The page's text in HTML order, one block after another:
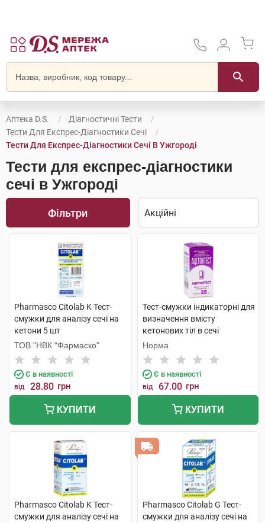
Аптека D.S.
Діагностичні Тести
Тести Для Експрес-Діагностики Сечі
Тести Для Експрес-Діагностики Сечі В Ужгороді
Тести для експрес-діагностики
сечі в Ужгороді
Фільтри
Pharmasco Citolab K Тест-
смужки для аналізу сечі на
кетони 5 шт
ТОВ "НВК "Фармаско"
Є в наявності
від 28.80 грн
КУПИТИ
Тест-смужки індикаторні для
визначення вмісту
кетонових тіл в сечі
Ацетонтест 25 шт
Норма
Є в наявності
від 67.00 грн
КУПИТИ
Pharmasco Citolab K Тест-
смужки для аналізу сечі на
Pharmasco Citolab G Тест-
смужки для аналізу сечі на